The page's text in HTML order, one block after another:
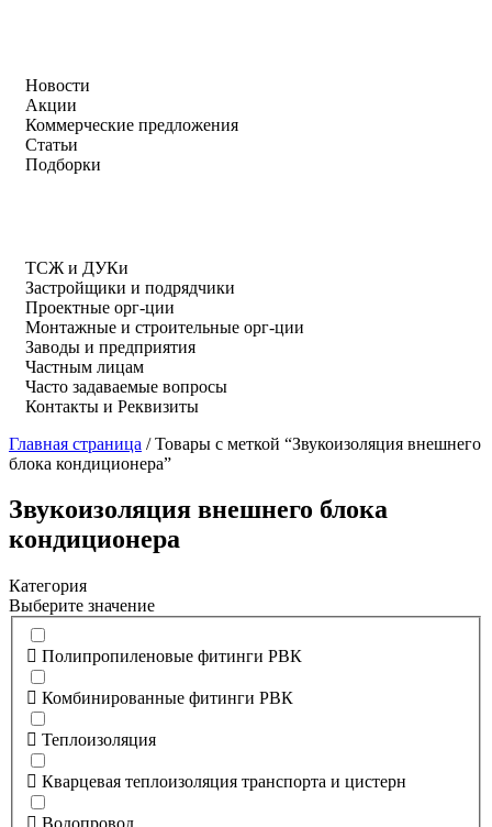
Новости
Акции
Коммерческие предложения
Статьи
Подборки
ТСЖ и ДУКи
Застройщики и подрядчики
Проектные орг-ции
Монтажные и строительные орг-ции
Заводы и предприятия
Частным лицам
Часто задаваемые вопросы
Контакты и Реквизиты
Главная страница /Товары с меткой “Звукоизоляция внешнего
блока кондиционера”
Звукоизоляция внешнего блока
кондиционера
Категория
Выберите значение
Полипропиленовые фитинги РВК
Комбинированные фитинги РВК
Теплоизоляция
Кварцевая теплоизоляция транспорта и цистерн
Водопровод